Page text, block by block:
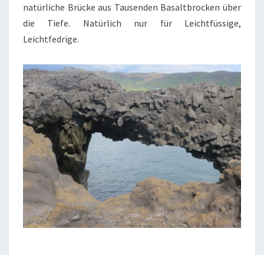
natürliche Brücke aus Tausenden Basaltbrocken über
die Tiefe. Natürlich nur für Leichtfüssige,
Leichtfedrige.